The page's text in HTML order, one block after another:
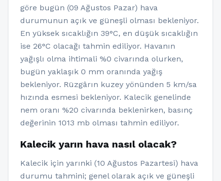
göre bugün (09 Ağustos Pazar) hava
durumunun açık ve güneşli olması bekleniyor.
En yüksek sıcaklığın 39°C, en düşük sıcaklığın
ise 26°C olacağı tahmin ediliyor. Havanın
yağışlı olma ihtimali %0 civarında olurken,
bugün yaklaşık 0 mm oranında yağış
bekleniyor. Rüzgârın kuzey yönünden 5 km/sa
hızında esmesi bekleniyor. Kalecik genelinde
nem oranı %20 civarında beklenirken, basınç
değerinin 1013 mb olması tahmin ediliyor.
Kalecik yarın hava nasıl olacak?
Kalecik için yarınki (10 Ağustos Pazartesi) hava
durumu tahmini; genel olarak açık ve güneşli